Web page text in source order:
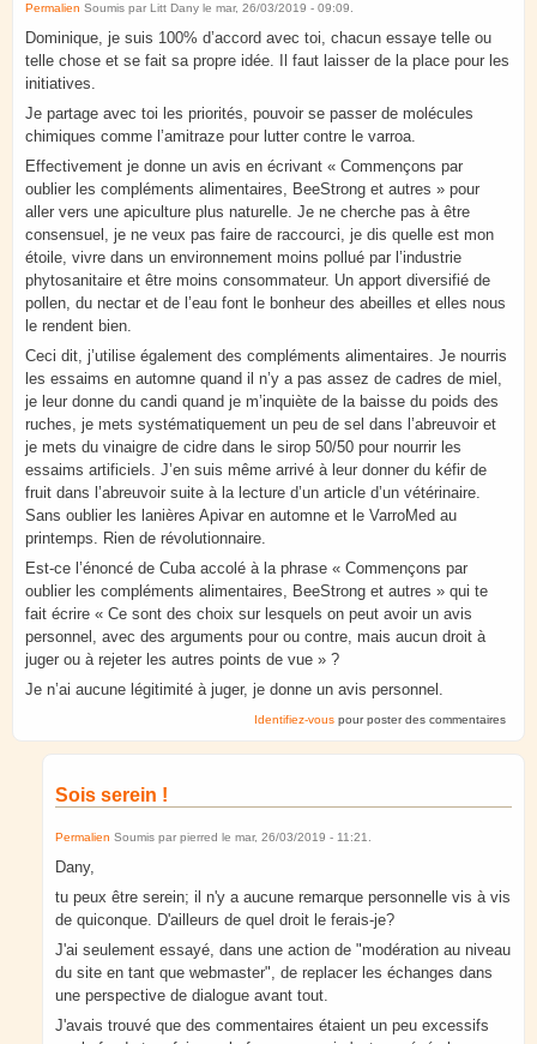
Permalien Soumis par Litt Dany le mar, 26/03/2019 - 09:09
Dominique, je suis 100% d’accord avec toi, chacun essaye telle ou
telle chose et se fait sa propre idée. Il faut laisser de la place pour les
initiatives.
Je partage avec toi les priorités, pouvoir se passer de molécules
chimiques comme l’amitraze pour lutter contre le varroa.
Effectivement je donne un avis en écrivant « Commençons par
oublier les compléments alimentaires, BeeStrong et autres » pour
aller vers une apiculture plus naturelle. Je ne cherche pas à être
consensuel, je ne veux pas faire de raccourci, je dis quelle est mon
étoile, vivre dans un environnement moins pollué par l’industrie
phytosanitaire et être moins consommateur. Un apport diversifié de
pollen, du nectar et de l’eau font le bonheur des abeilles et elles nous
le rendent bien.
Ceci dit, j’utilise également des compléments alimentaires. Je nourris
les essaims en automne quand il n’y a pas assez de cadres de miel,
je leur donne du candi quand je m’inquiète de la baisse du poids des
ruches, je mets systématiquement un peu de sel dans l’abreuvoir et
je mets du vinaigre de cidre dans le sirop 50/50 pour nourrir les
essaims artificiels. J’en suis même arrivé à leur donner du kéfir de
fruit dans l’abreuvoir suite à la lecture d’un article d’un vétérinaire.
Sans oublier les lanières Apivar en automne et le VarroMed au
printemps. Rien de révolutionnaire.
Est-ce l’énoncé de Cuba accolé à la phrase « Commençons par
oublier les compléments alimentaires, BeeStrong et autres » qui te
fait écrire « Ce sont des choix sur lesquels on peut avoir un avis
personnel, avec des arguments pour ou contre, mais aucun droit à
juger ou à rejeter les autres points de vue » ?
Je n’ai aucune légitimité à juger, je donne un avis personnel.
Identifiez-vous pour poster des commentaires
Sois serein !
Permalien Soumis par pierred le mar, 26/03/2019 - 11:21.
Dany,
tu peux être serein; il n'y a aucune remarque personnelle vis à vis
de quiconque. D'ailleurs de quel droit le ferais-je?
J'ai seulement essayé, dans une action de "modération au niveau
du site en tant que webmaster", de replacer les échanges dans
une perspective de dialogue avant tout.
J'avais trouvé que des commentaires étaient un peu excessifs